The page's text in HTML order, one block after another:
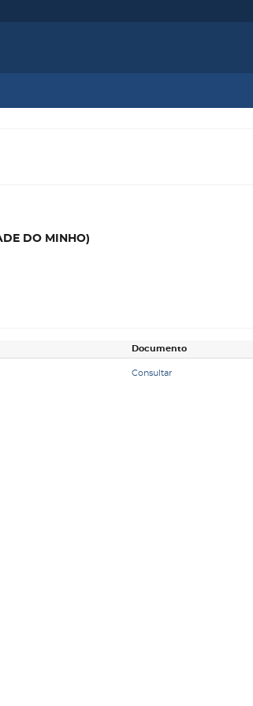
DO MINHO)
Documento
Consultar